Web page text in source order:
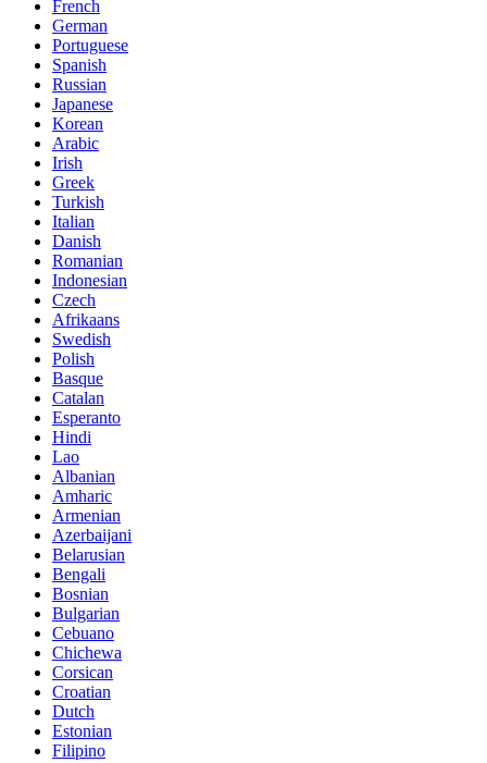
French
German
Portuguese
Spanish
Russian
Japanese
Korean
Arabic
Irish
Greek
Turkish
Italian
Danish
Romanian
Indonesian
Czech
Afrikaans
Swedish
Polish
Basque
Catalan
Esperanto
Hindi
Lao
Albanian
Amharic
Armenian
Azerbaijani
Belarusian
Bengali
Bosnian
Bulgarian
Cebuano
Chichewa
Corsican
Croatian
Dutch
Estonian
Filipino